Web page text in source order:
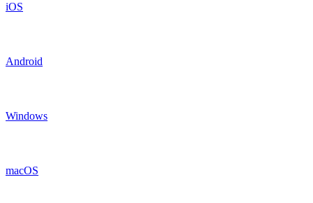
iOS
Android
Windows
macOS